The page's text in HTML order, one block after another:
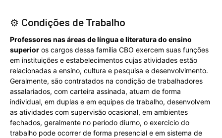
⚙️ Condições de Trabalho
Professores nas áreas de língua e literatura do ensino
superior os cargos dessa família CBO exercem suas funções
em instituições e estabelecimentos cujas atividades estão
relacionadas a ensino, cultura e pesquisa e desenvolvimento.
Geralmente, são contratados na condição de trabalhadores
assalariados, com carteira assinada, atuam de forma
individual, em duplas e em equipes de trabalho, desenvolvem
as atividades com supervisão ocasional, em ambientes
fechados, geralmente no período diurno, o exercicio do
trabalho pode ocorrer de forma presencial e em sistema de